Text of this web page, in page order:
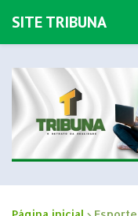
SITE TRIBUNA